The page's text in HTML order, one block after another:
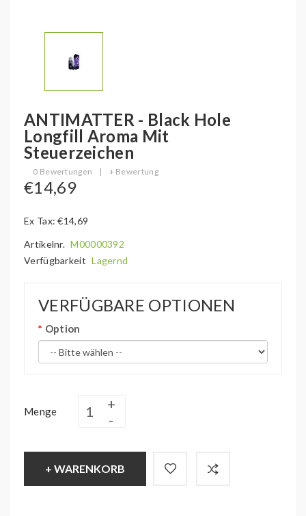
ANTIMATTER - Black Hole
Longfill Aroma Mit
Steuerzeichen
0 Bewertungen | + Bewertung
€14,69
Ex Tax: €14,69
Artikelnr. M00000392
Verfügbarkeit Lagernd
VERFÜGBARE OPTIONEN
Option
Menge
+ WARENKORB